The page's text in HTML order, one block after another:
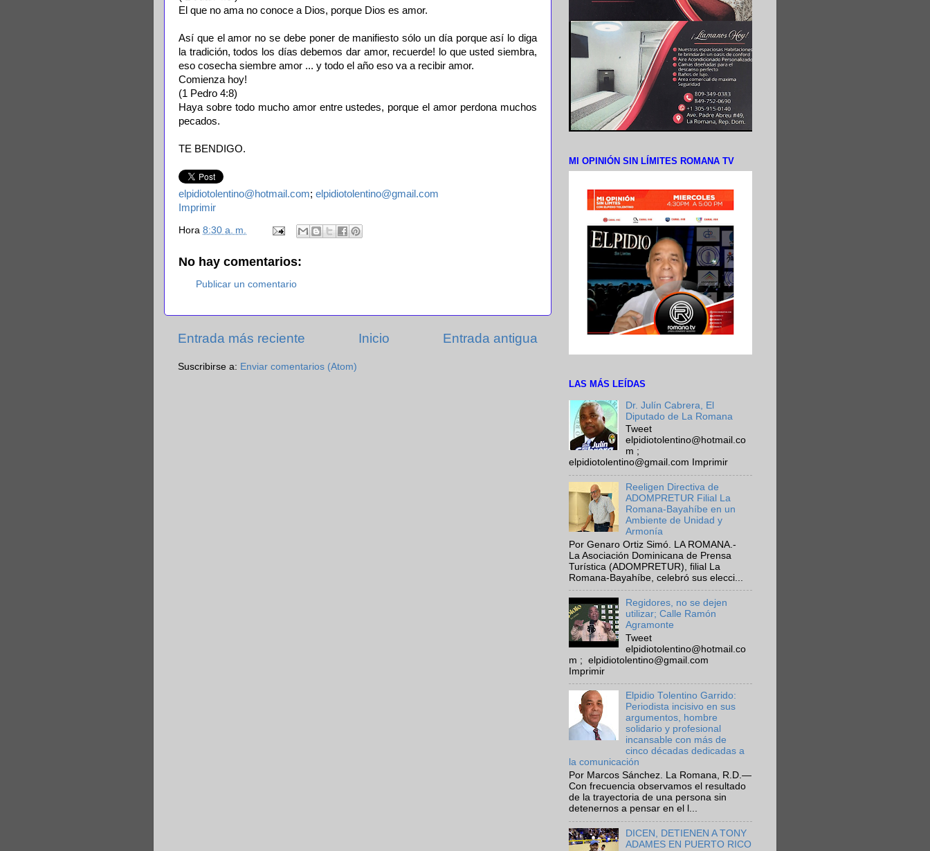
El que no ama no conoce a Dios, porque Dios es amor.
Así que el amor no se debe poner de manifiesto sólo un día porque así lo diga
la tradición, todos los días debemos dar amor, recuerde! lo que usted siembra,
eso cosecha siembre amor ... y todo el año eso va a recibir amor.
Comienza hoy!
(1 Pedro 4:8)
Haya sobre todo mucho amor entre ustedes, porque el amor perdona muchos
pecados.
TE BENDIGO.
elpidiotolentino@hotmail.com; elpidiotolentino@gmail.com
Imprimir
Hora 8:30 a. m.
No hay comentarios:
Publicar un comentario
Entrada más reciente Entrada antigua
Inicio
Suscribirse a: Enviar comentarios (Atom)
MI OPINIÓN SIN LÍMITES ROMANA TV
LAS MÁS LEÍDAS
Dr. Julín Cabrera, El
Diputado de La Romana
Tweet
elpidiotolentino@hotmail.co
m ;
elpidiotolentino@gmail.com Imprimir
Reeligen Directiva de
ADOMPRETUR Filial La
Romana-Bayahíbe en un
Ambiente de Unidad y
Armonía
Por Genaro Ortiz Simó. LA ROMANA.-
La Asociación Dominicana de Prensa
Turística (ADOMPRETUR), filial La
Romana-Bayahíbe, celebró sus elecci...
Regidores, no se dejen
utilizar; Calle Ramón
Agramonte
Tweet
elpidiotolentino@hotmail.co
m ; elpidiotolentino@gmail.com
Imprimir
Elpidio Tolentino Garrido:
Periodista incisivo en sus
argumentos, hombre
solidario y profesional
incansable con más de
cinco décadas dedicadas a
la comunicación
Por Marcos Sánchez. La Romana, R.D.—
Con frecuencia observamos el resultado
de la trayectoria de una persona sin
detenernos a pensar en el l...
DICEN, DETIENEN A TONY
ADAMES EN PUERTO RICO